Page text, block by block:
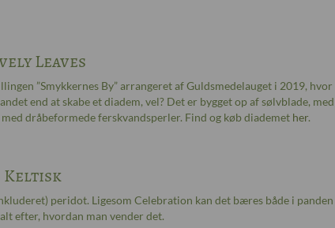
Leaves
”Smykkernes By” arrangeret af Guldsmedelauget i 2019, hvor
end at skabe et diadem, vel? Det er bygget op af sølvblade, med
dråbeformede ferskvandsperler. Find og køb diademet her.
Keltisk
peridot. Ligesom Celebration kan det bæres både i panden
efter, hvordan man vender det.